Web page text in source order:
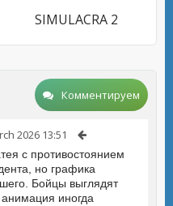
SIMULACRA 2
Комментируем
2026 13:51
с противостоянием
но графика
Бойцы выглядят
иногда